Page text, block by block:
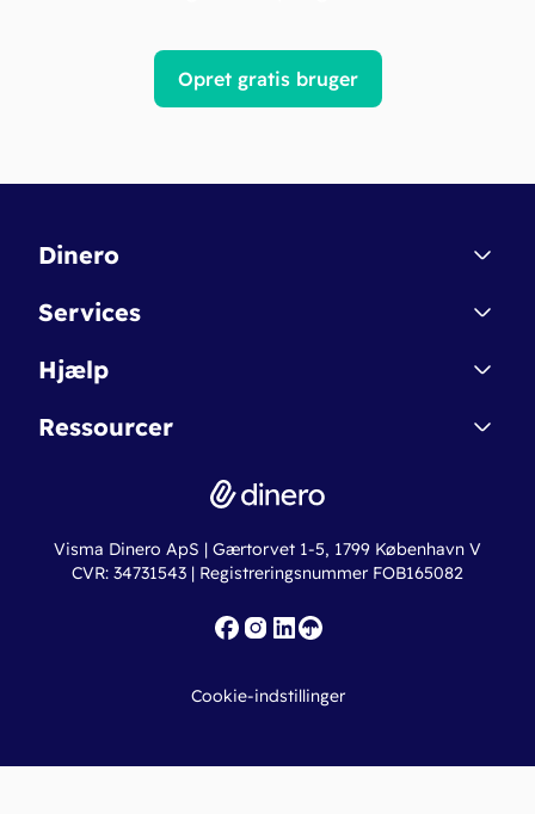
Opret gratis bruger
Dinero
Kontakt
Betingelser & Sikkerhed
Nye funktioner
Services
Dinero Starter
Dinero Pro
Erhvervslån
Fakturaskabeloner
Hjælp
Regnskabsordbogen
Online regnskabskurser
Ressourcer
Ny virksomhed
Iværksætterlegat
Visma Dinero ApS | Gærtorvet 1-5, 1799 København V
CVR: 34731543 | Registreringsnummer FOB165082
Cookie-indstillinger